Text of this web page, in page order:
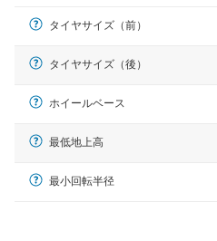
タイヤサイズ（前）
タイヤサイズ（後）
ホイールベース
最低地上高
最小回転半径